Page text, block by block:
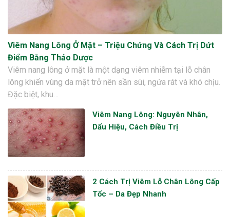
Viêm Nang Lông Ở Mặt – Triệu Chứng Và Cách Trị Dứt
Điểm Bằng Thảo Dược
Viêm nang lông ở mặt là một dạng viêm nhiễm tại lỗ chân
lông khiến vùng da mặt trở nên sần sùi, ngứa rát và khó chịu.
Đặc biệt, khu…
Viêm Nang Lông: Nguyên Nhân,
Dấu Hiệu, Cách Điều Trị
2 Cách Trị Viêm Lỗ Chân Lông Cấp
Tốc – Da Đẹp Nhanh